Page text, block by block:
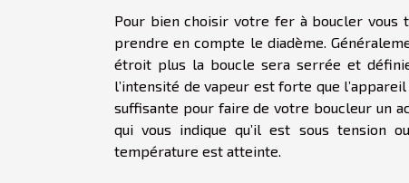
Pour bien choisir votre fer à boucler vous
prendre en compte le diadème.
étroit plus la boucle sera serrée et
l’intensité de vapeur est forte que
suffisante pour faire de votre boucleur un
qui vous indique qu’il est sous tension
température est atteinte.